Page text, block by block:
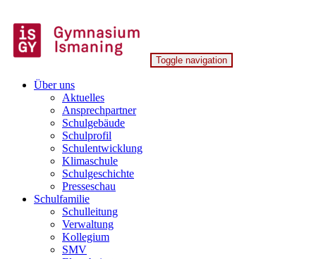
to
content
Gymnasium Ismaning
Toggle navigation
Über uns
Aktuelles
Ansprechpartner
Schulgebäude
Schulprofil
Schulentwicklung
Klimaschule
Schulgeschichte
Presseschau
Schulfamilie
Schulleitung
Verwaltung
Kollegium
SMV